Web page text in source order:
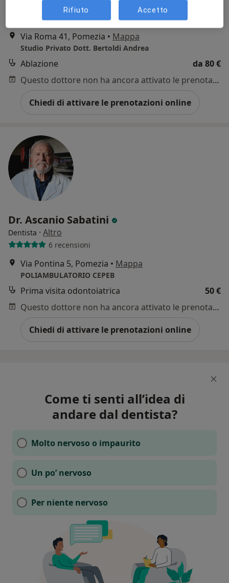
Dentista, Chirurgo, Osteopata
Via Roma 41, Pomezia • Mappa
Studio Privato Dott. Bertoldi Andrea
Ablazione
da 80 €
Questo dottore non ha ancora attivato le prenotazioni online presso questo indirizzo.
Chiedi di attivare le prenotazioni online
Dr. Ascanio Sabatini
Dentista · Altro
6 recensioni
Via Pontina 5, Pomezia • Mappa
POLIAMBULATORIO CEPEB
Prima visita odontoiatrica
50 €
Questo dottore non ha ancora attivato le prenotazioni online presso questo indirizzo.
Chiedi di attivare le prenotazioni online
Come ti senti all’idea di
andare dal dentista?
Molto nervoso o impaurito
Un po’ nervoso
Per niente nervoso
Rifiuto Accetto